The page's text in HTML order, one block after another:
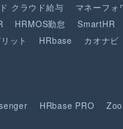
クラウド給与 マネーフォ
HRMOS勤怠 SmartHR
ット HRbase カオナビ
HRbase PRO